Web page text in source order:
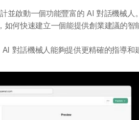
並啟動一個功能豐富的 AI 對話機械人。
何快速建立一個能提供創業建議的智
對話機械人能夠提供更精確的指導和